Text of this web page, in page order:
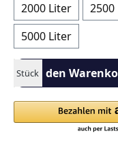
2000 Liter
5000 Liter
Produkt Anzahl: Gib
StückIn den